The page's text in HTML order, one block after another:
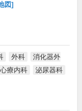
図]
外科
消化器外
心療内科
泌尿器科